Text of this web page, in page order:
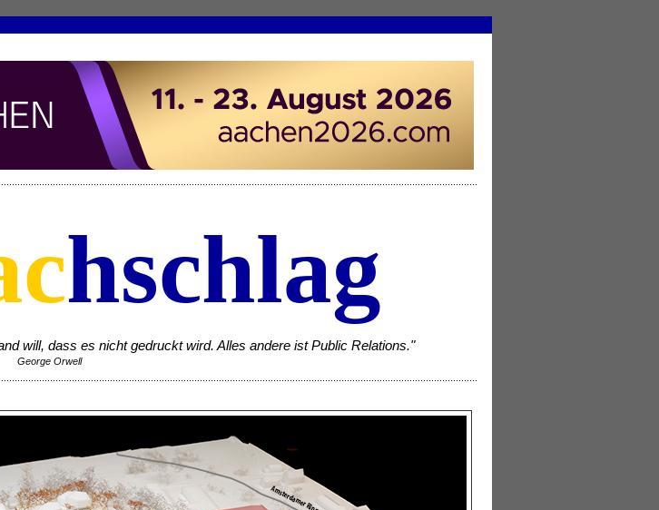
hschlag
will, dass es nicht gedruckt wird. Alles andere ist Public Relations."
George Orwell